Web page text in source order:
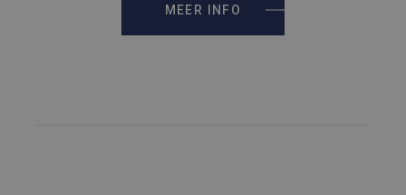
MEER INFO